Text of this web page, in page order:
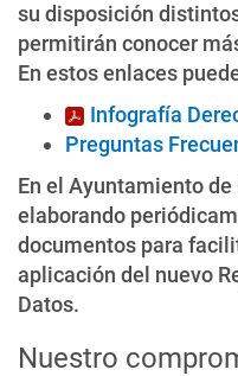
su disposición
permitirán conocer
En estos enlaces
Infografía
Preguntas
En el Ayuntamiento
elaborando
documentos para
aplicación del nuevo
Datos.
Nuestro